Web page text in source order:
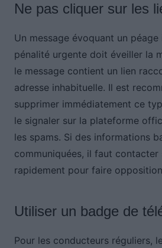
Ne pas cliquer sur les
Un message évoquant un
pénalité urgente doit éveiller la
le message contient un lien
adresse inhabituelle. Il est
supprimer immédiatement ce
le signaler sur la plateforme
les spams. Si des informations
communiquées, il faut contacter
rapidement pour faire
Utiliser un badge de
Pour les conducteurs réguliers,